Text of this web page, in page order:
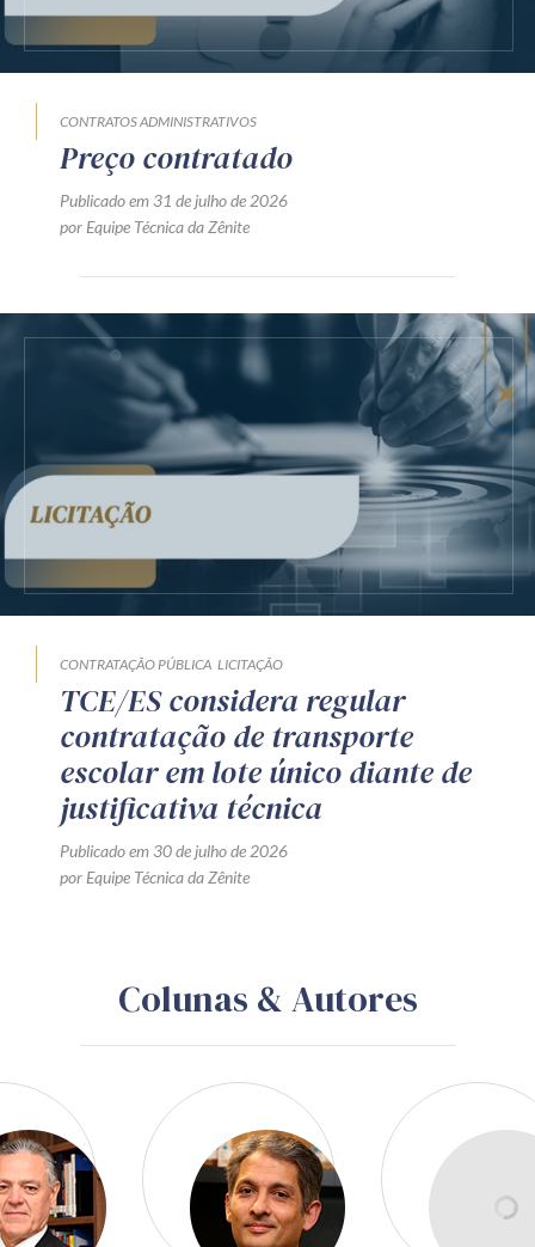
CONTRATOS ADMINISTRATIVOS
Preço contratado
Publicado em 31 de julho de 2026
por Equipe Técnica da Zênite
CONTRATAÇÃO PÚBLICA LICITAÇÃO
TCE/ES considera regular
contratação de transporte
escolar em lote único diante de
justificativa técnica
Publicado em 30 de julho de 2026
por Equipe Técnica da Zênite
Colunas & Autores